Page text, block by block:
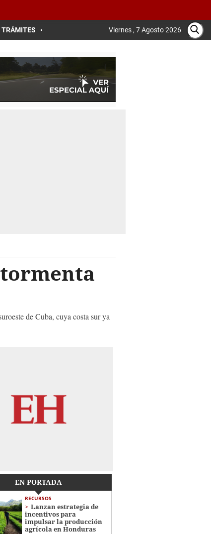
TRÁMITES Viernes , 7 Agosto 2026
de Cuba, cuya costa sur ya
EN PORTADA
RECURSOS
Lanzan estrategia de
incentivos para
impulsar la producción
agrícola en Honduras